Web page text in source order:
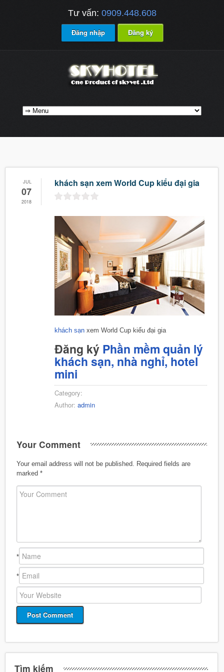
Tư vấn: 0909.448.608
Đăng nhập Đăng ký
JUL
07
2018
khách sạn xem World Cup kiểu đại gia
khách sạn xem World Cup kiểu đại gia
Đăng ký Phần mềm quản lý
khách sạn, nhà nghỉ, hotel
mini
Category:
Author: admin
Your Comment
Your email address will not be published.
Required fields are
marked *
*
*
Tìm kiếm